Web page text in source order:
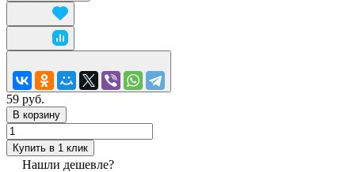
59 руб.
В корзину
Купить в 1 клик
Нашли дешевле?